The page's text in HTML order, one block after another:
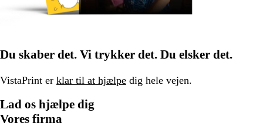
Du skaber det. Vi trykker det. Du elsker det.
VistaPrint er klar til at hjælpe dig hele vejen.
Lad os hjælpe dig
Vores firma